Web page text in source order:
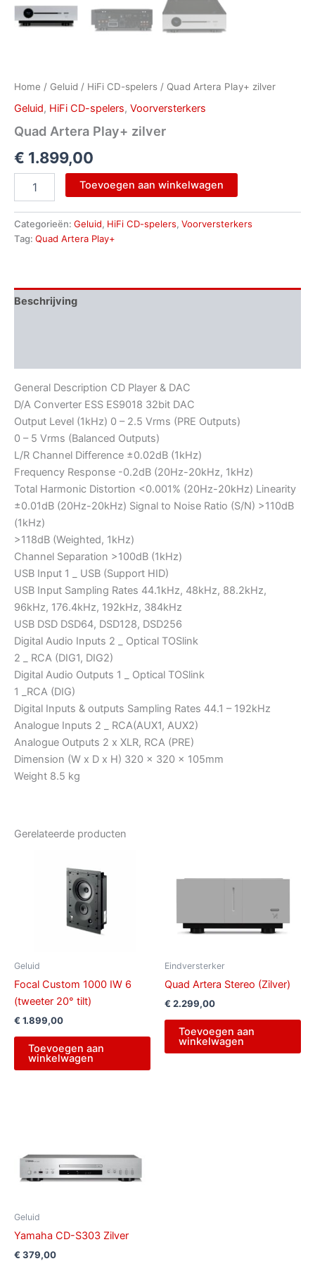
Home / Geluid / HiFi CD-spelers / Quad Artera Play+ zilver
Geluid, HiFi CD-spelers, Voorversterkers
Quad Artera Play+ zilver
€ 1.899,00
Toevoegen aan winkelwagen
Categorieën: Geluid, HiFi CD-spelers, Voorversterkers
Tag: Quad Artera Play+
Beschrijving
General Description CD Player & DAC
D/A Converter ESS ES9018 32bit DAC
Output Level (1kHz) 0 – 2.5 Vrms (PRE Outputs)
0 – 5 Vrms (Balanced Outputs)
L/R Channel Difference ±0.02dB (1kHz)
Frequency Response -0.2dB (20Hz-20kHz, 1kHz)
Total Harmonic Distortion <0.001% (20Hz-20kHz) Linearity
±0.01dB (20Hz-20kHz) Signal to Noise Ratio (S/N) >110dB
(1kHz)
>118dB (Weighted, 1kHz)
Channel Separation >100dB (1kHz)
USB Input 1 _ USB (Support HID)
USB Input Sampling Rates 44.1kHz, 48kHz, 88.2kHz,
96kHz, 176.4kHz, 192kHz, 384kHz
USB DSD DSD64, DSD128, DSD256
Digital Audio Inputs 2 _ Optical TOSlink
2 _ RCA (DIG1, DIG2)
Digital Audio Outputs 1 _ Optical TOSlink
1 _RCA (DIG)
Digital Inputs & outputs Sampling Rates 44.1 – 192kHz
Analogue Inputs 2 _ RCA(AUX1, AUX2)
Analogue Outputs 2 x XLR, RCA (PRE)
Dimension (W x D x H) 320 x 320 x 105mm
Weight 8.5 kg
Gerelateerde producten
Geluid
Focal Custom 1000 IW 6
(tweeter 20° tilt)
€ 1.899,00
Toevoegen aan
winkelwagen
Eindversterker
Quad Artera Stereo (Zilver)
€ 2.299,00
Toevoegen aan
winkelwagen
Geluid
Yamaha CD-S303 Zilver
€ 379,00